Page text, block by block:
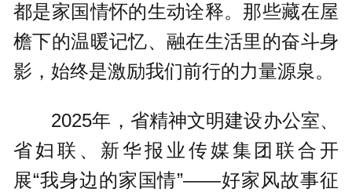
都是家国情怀的生动诠释。那些藏在屋
檐下的温暖记忆、融在生活里的奋斗身
影，始终是激励我们前行的力量源泉。
2025年，省精神文明建设办公室、
省妇联、新华报业传媒集团联合开
展“我身边的家国情”——好家风故事征